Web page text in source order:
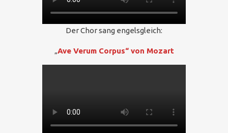
Der Chor sang engelsgleich:
„Ave Verum Corpus“ von Mozart